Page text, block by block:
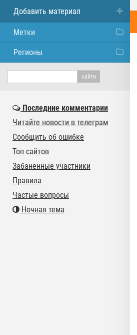
Добавить материал
Метки
Регионы
Последние комментарии
Читайте новости в телеграм
Сообщить об ошибке
Топ сайтов
Забаненные участники
Правила
Частые вопросы
Ночная тема